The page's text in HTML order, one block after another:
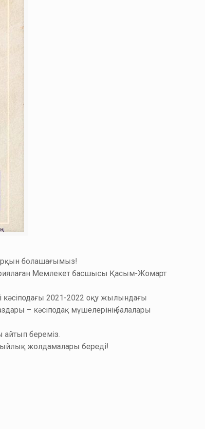
болашағымыз!
Мемлекет басшысы Қасым-Жомарт
кәсіподағы 2021-2022 оқу жылындағы
– кәсіподақ мүшелерінің балалары
айтып береміз.
жолдамалары береді!